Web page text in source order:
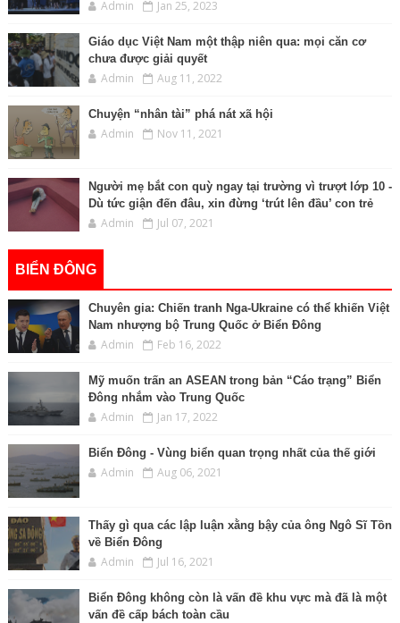
Admin Jan 25, 2023
Giáo dục Việt Nam một thập niên qua: mọi căn cơ
chưa được giải quyết
Admin Aug 11, 2022
Chuyện “nhân tài” phá nát xã hội
Admin Nov 11, 2021
Người mẹ bắt con quỳ ngay tại trường vì trượt lớp 10 -
Dù tức giận đến đâu, xin đừng ‘trút lên đầu’ con trẻ
Admin Jul 07, 2021
BIỂN ĐÔNG
Chuyên gia: Chiến tranh Nga-Ukraine có thể khiến Việt
Nam nhượng bộ Trung Quốc ở Biển Đông
Admin Feb 16, 2022
Mỹ muốn trấn an ASEAN trong bản “Cáo trạng” Biển
Đông nhắm vào Trung Quốc
Admin Jan 17, 2022
Biển Đông - Vùng biển quan trọng nhất của thế giới
Admin Aug 06, 2021
Thấy gì qua các lập luận xằng bậy của ông Ngô Sĩ Tồn
về Biển Đông
Admin Jul 16, 2021
Biển Đông không còn là vấn đề khu vực mà đã là một
vấn đề cấp bách toàn cầu